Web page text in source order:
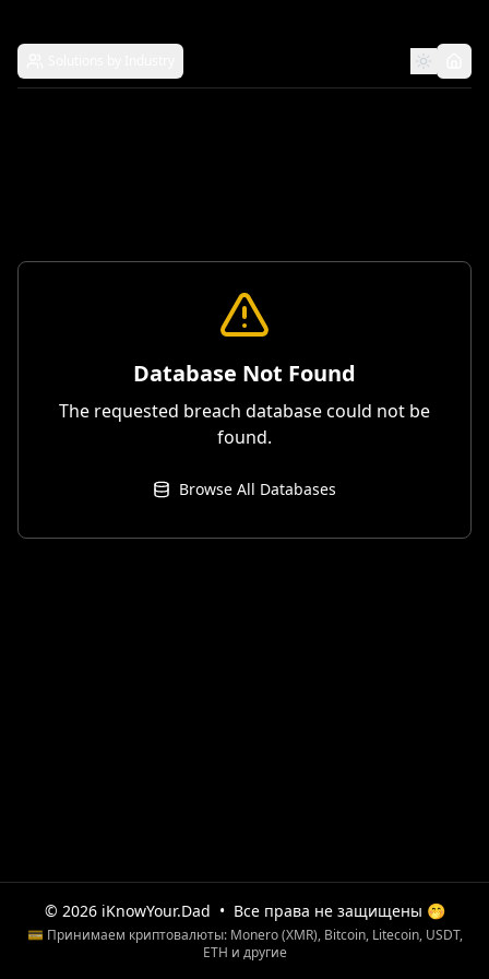
Database Not Found
The requested breach database could not be
found.
Browse All Databases
© 2026 iKnowYour.Dad • Все права не защищены 🤭
💳 Принимаем криптовалюты: Monero (XMR), Bitcoin, Litecoin, USDT,
ETH и другие